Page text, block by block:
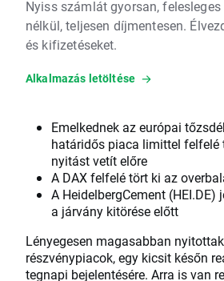
Nyiss számlát gyorsan,
nélkül, teljesen díjmentesen.
és kifizetéseket.
Alkalmazás letöltése
Emelkednek az európai
határidős piaca limittel felfelé
nyitást vetít előre
A DAX felfelé tört ki az
A HeidelbergCement
a járvány kitörése előtt
Lényegesen magasabban
részvénypiacok, egy kicsit későn
tegnapi bejelentésére. Arra is van